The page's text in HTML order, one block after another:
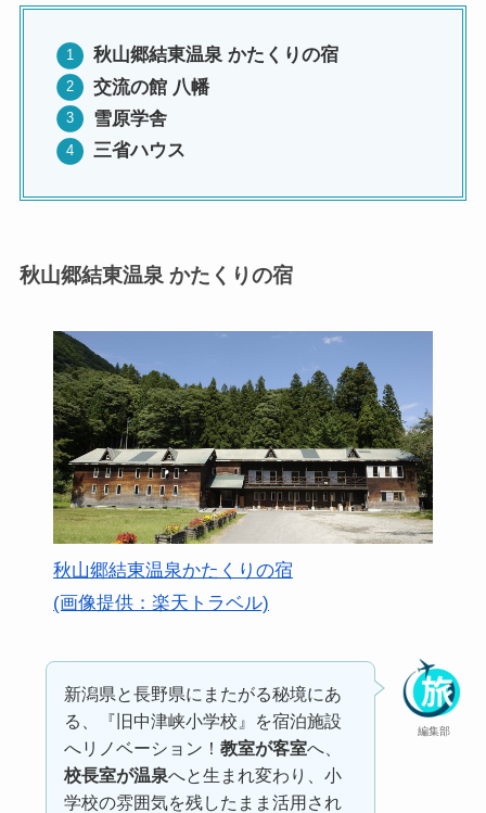
秋山郷結東温泉 かたくりの宿
交流の館 八幡
雪原学舎
三省ハウス
秋山郷結東温泉 かたくりの宿
秋山郷結東温泉かたくりの宿
(画像提供：楽天トラベル)
編集部
新潟県と長野県にまたがる秘境にあ
る、『旧中津峡小学校』を宿泊施設
へリノベーション！教室が客室へ、
校長室が温泉へと生まれ変わり、小
学校の雰囲気を残したまま活用され